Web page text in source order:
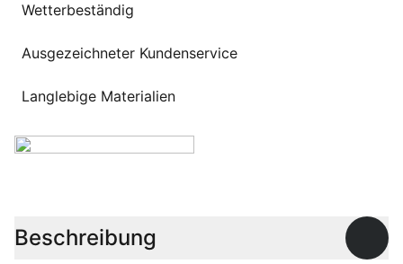
Wetterbeständig
Ausgezeichneter Kundenservice
Langlebige Materialien
Beschreibung